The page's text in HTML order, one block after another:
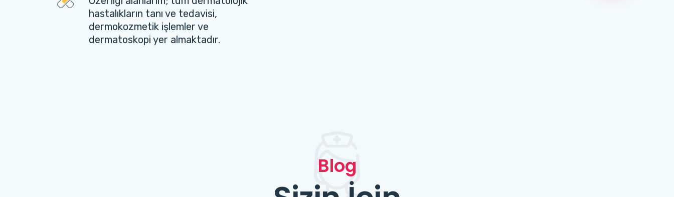
hastalıkların tanı ve tedavisi,
dermokozmetik işlemler ve
dermatoskopi yer almaktadır.
Blog